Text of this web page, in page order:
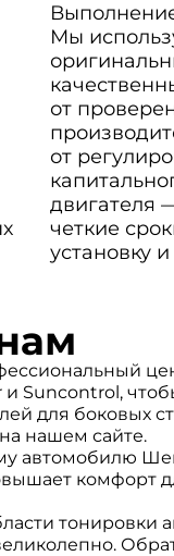
Мы
от
от
двигателя
четкие
установку
для боковых
нашем сайте.
автомобилю